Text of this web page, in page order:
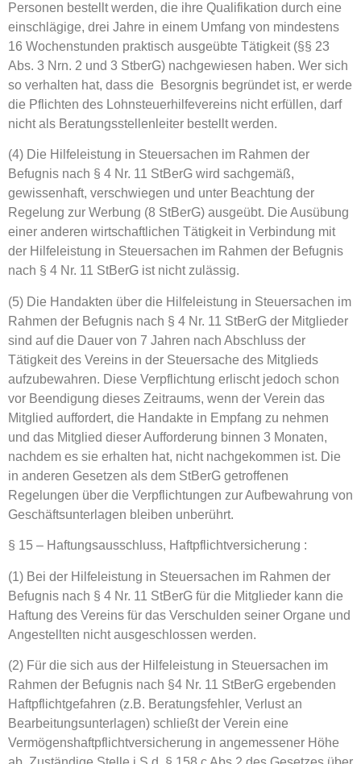
Personen bestellt werden, die ihre Qualifikation durch eine
einschlägige, drei Jahre in einem Umfang von mindestens
16 Wochenstunden praktisch ausgeübte Tätigkeit (§§ 23
Abs. 3 Nrn. 2 und 3 StberG) nachgewiesen haben. Wer sich
so verhalten hat, dass die Besorgnis begründet ist, er werde
die Pflichten des Lohnsteuerhilfevereins nicht erfüllen, darf
nicht als Beratungsstellenleiter bestellt werden.
(4) Die Hilfeleistung in Steuersachen im Rahmen der
Befugnis nach § 4 Nr. 11 StBerG wird sachgemäß,
gewissenhaft, verschwiegen und unter Beachtung der
Regelung zur Werbung (8 StBerG) ausgeübt. Die Ausübung
einer anderen wirtschaftlichen Tätigkeit in Verbindung mit
der Hilfeleistung in Steuersachen im Rahmen der Befugnis
nach § 4 Nr. 11 StBerG ist nicht zulässig.
(5) Die Handakten über die Hilfeleistung in Steuersachen im
Rahmen der Befugnis nach § 4 Nr. 11 StBerG der Mitglieder
sind auf die Dauer von 7 Jahren nach Abschluss der
Tätigkeit des Vereins in der Steuersache des Mitglieds
aufzubewahren. Diese Verpflichtung erlischt jedoch schon
vor Beendigung dieses Zeitraums, wenn der Verein das
Mitglied auffordert, die Handakte in Empfang zu nehmen
und das Mitglied dieser Aufforderung binnen 3 Monaten,
nachdem es sie erhalten hat, nicht nachgekommen ist. Die
in anderen Gesetzen als dem StBerG getroffenen
Regelungen über die Verpflichtungen zur Aufbewahrung von
Geschäftsunterlagen bleiben unberührt.
§ 15 – Haftungsausschluss, Haftpflichtversicherung :
(1) Bei der Hilfeleistung in Steuersachen im Rahmen der
Befugnis nach § 4 Nr. 11 StBerG für die Mitglieder kann die
Haftung des Vereins für das Verschulden seiner Organe und
Angestellten nicht ausgeschlossen werden.
(2) Für die sich aus der Hilfeleistung in Steuersachen im
Rahmen der Befugnis nach §4 Nr. 11 StBerG ergebenden
Haftpflichtgefahren (z.B. Beratungsfehler, Verlust an
Bearbeitungsunterlagen) schließt der Verein eine
Vermögenshaftpflichtversicherung in angemessener Höhe